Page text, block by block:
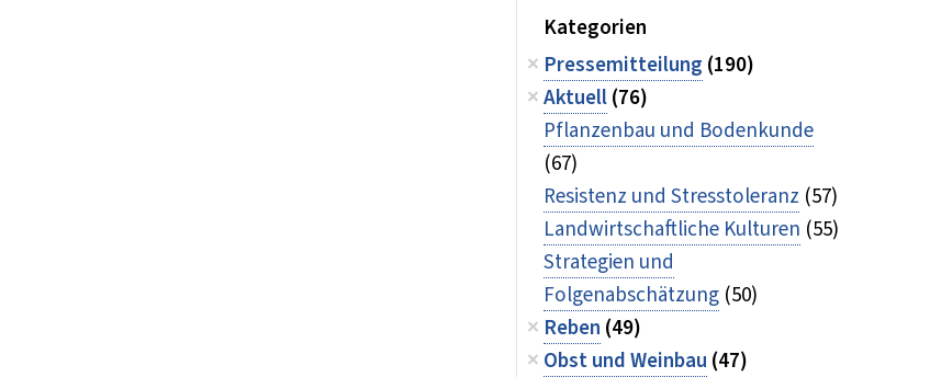
Kategorien
Pressemitteilung (190)
Aktuell(76)
Pflanzenbau und Bodenkunde
(67)
Resistenz und Stresstoleranz (57)
Landwirtschaftliche Kulturen (55)
Strategien und
Folgenabschätzung (50)
Reben (49)
Obst und Weinbau (47)